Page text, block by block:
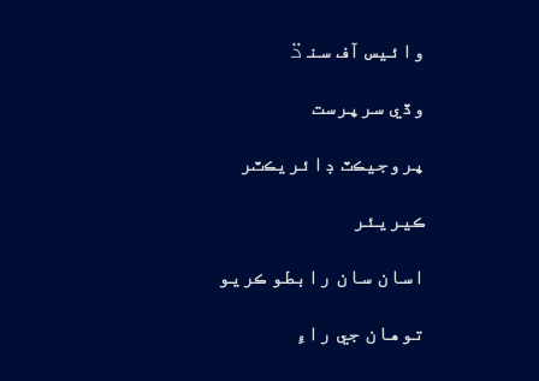
وائيس آف سن ڌ
وڏي سرپرست
پروجيڪٽ ڊائريڪٽر
ڪيريئر
اسان سان رابطو ڪريو
توهان جي راءِ